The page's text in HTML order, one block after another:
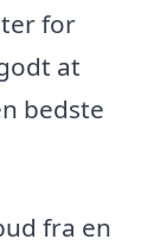
for
at
bedste
fra en